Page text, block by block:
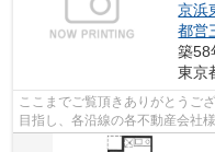
京浜
都営
築58
東京
ここまでご覧頂きありがとうご
目指し、各沿線の各不動産会社
様へ提供しております！最新の情